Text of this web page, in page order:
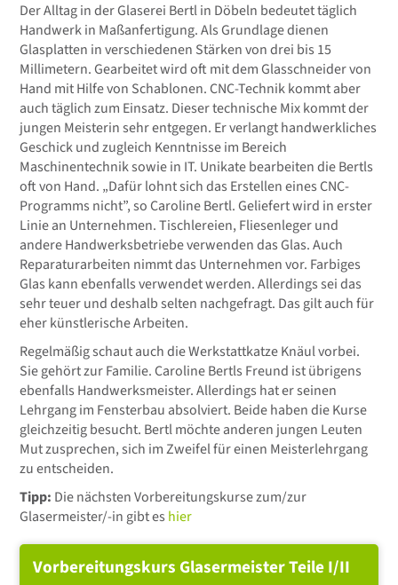
Der Alltag in der Glaserei Bertl in Döbeln bedeutet täglich
Handwerk in Maßanfertigung. Als Grundlage dienen
Glasplatten in verschiedenen Stärken von drei bis 15
Millimetern. Gearbeitet wird oft mit dem Glasschneider von
Hand mit Hilfe von Schablonen. CNC-Technik kommt aber
auch täglich zum Einsatz. Dieser technische Mix kommt der
jungen Meisterin sehr entgegen. Er verlangt handwerkliches
Geschick und zugleich Kenntnisse im Bereich
Maschinentechnik sowie in IT. Unikate bearbeiten die Bertls
oft von Hand. „Dafür lohnt sich das Erstellen eines CNC-
Programms nicht”, so Caroline Bertl. Geliefert wird in erster
Linie an Unternehmen. Tischlereien, Fliesenleger und
andere Handwerksbetriebe verwenden das Glas. Auch
Reparaturarbeiten nimmt das Unternehmen vor. Farbiges
Glas kann ebenfalls verwendet werden. Allerdings sei das
sehr teuer und deshalb selten nachgefragt. Das gilt auch für
eher künstlerische Arbeiten.
Regelmäßig schaut auch die Werkstattkatze Knäul vorbei.
Sie gehört zur Familie. Caroline Bertls Freund ist übrigens
ebenfalls Handwerksmeister. Allerdings hat er seinen
Lehrgang im Fensterbau absolviert. Beide haben die Kurse
gleichzeitig besucht. Bertl möchte anderen jungen Leuten
Mut zusprechen, sich im Zweifel für einen Meisterlehrgang
zu entscheiden.
Tipp: Die nächsten Vorbereitungskurse zum/zur
Glasermeister/-in gibt es hier
Vorbereitungskurs Glasermeister Teile I/II